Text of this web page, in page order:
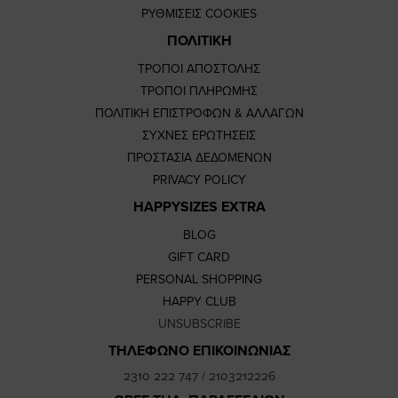
ΡΥΘΜΙΣΕΙΣ COOKIES
ΠΟΛΙΤΙΚΗ
ΤΡΟΠΟΙ ΑΠΟΣΤΟΛΗΣ
ΤΡΟΠΟΙ ΠΛΗΡΩΜΗΣ
ΠΟΛΙΤΙΚΗ ΕΠΙΣΤΡΟΦΩΝ & ΑΛΛΑΓΩΝ
ΣΥΧΝΕΣ ΕΡΩΤΗΣΕΙΣ
ΠΡΟΣΤΑΣΙΑ ΔΕΔΟΜΕΝΩΝ
PRIVACY POLICY
HAPPYSIZES EXTRA
BLOG
GIFT CARD
PERSONAL SHOPPING
HAPPY CLUB
UNSUBSCRIBE
ΤΗΛΕΦΩΝΟ ΕΠΙΚΟΙΝΩΝΙΑΣ
2310 222 747/ 2103212226